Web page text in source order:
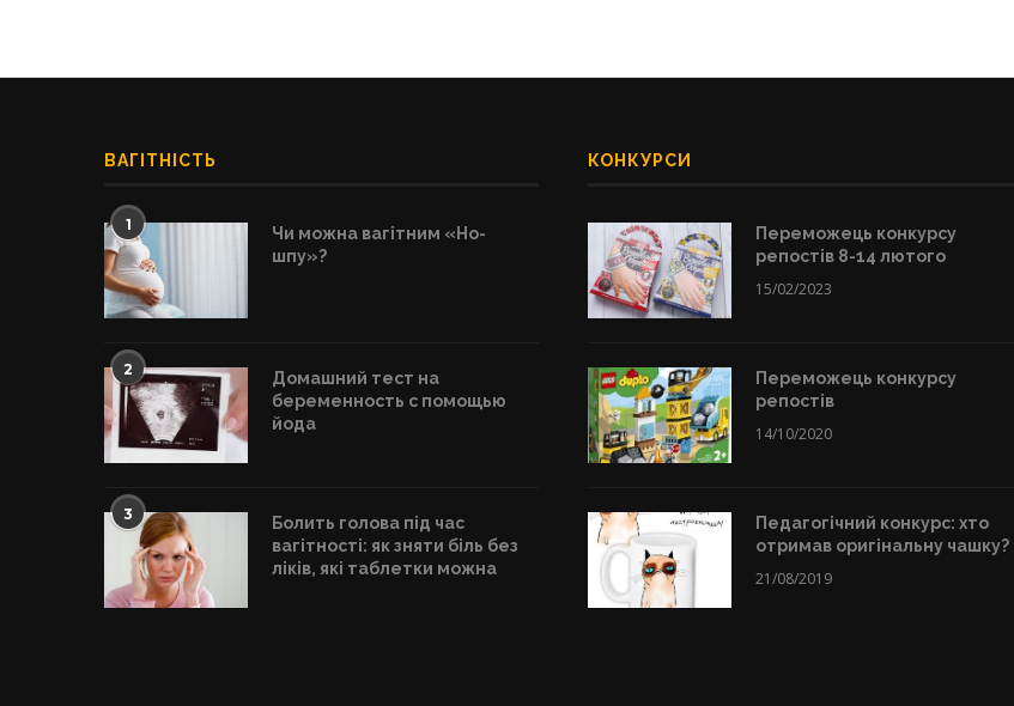
ВАГІТНІСТЬ
1
Чи можна вагітним «Но-
шпу»?
2
Домашний тест на
беременность с помощью
йода
3
Болить голова під час
вагітності: як зняти біль без
ліків, які таблетки можна
КОНКУРСИ
Переможець конкурсу
репостів 8-14 лютого
15/02/2023
Переможець конкурсу
репостів
14/10/2020
Педагогічний конкурс: хто
отримав оригінальну чашку?
21/08/2019